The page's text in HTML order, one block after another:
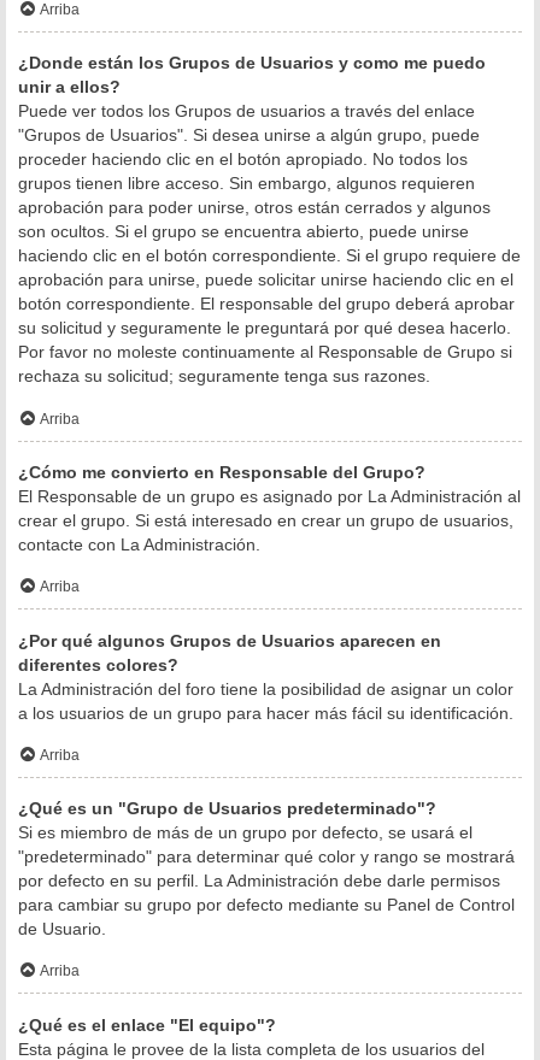
Arriba
¿Donde están los Grupos de Usuarios y como me puedo
unir a ellos?
Puede ver todos los Grupos de usuarios a través del enlace
"Grupos de Usuarios". Si desea unirse a algún grupo, puede
proceder haciendo clic en el botón apropiado. No todos los
grupos tienen libre acceso. Sin embargo, algunos requieren
aprobación para poder unirse, otros están cerrados y algunos
son ocultos. Si el grupo se encuentra abierto, puede unirse
haciendo clic en el botón correspondiente. Si el grupo requiere de
aprobación para unirse, puede solicitar unirse haciendo clic en el
botón correspondiente. El responsable del grupo deberá aprobar
su solicitud y seguramente le preguntará por qué desea hacerlo.
Por favor no moleste continuamente al Responsable de Grupo si
rechaza su solicitud; seguramente tenga sus razones.
Arriba
¿Cómo me convierto en Responsable del Grupo?
El Responsable de un grupo es asignado por La Administración al
crear el grupo. Si está interesado en crear un grupo de usuarios,
contacte con La Administración.
Arriba
¿Por qué algunos Grupos de Usuarios aparecen en
diferentes colores?
La Administración del foro tiene la posibilidad de asignar un color
a los usuarios de un grupo para hacer más fácil su identificación.
Arriba
¿Qué es un "Grupo de Usuarios predeterminado"?
Si es miembro de más de un grupo por defecto, se usará el
"predeterminado" para determinar qué color y rango se mostrará
por defecto en su perfil. La Administración debe darle permisos
para cambiar su grupo por defecto mediante su Panel de Control
de Usuario.
Arriba
¿Qué es el enlace "El equipo"?
Esta página le provee de la lista completa de los usuarios del